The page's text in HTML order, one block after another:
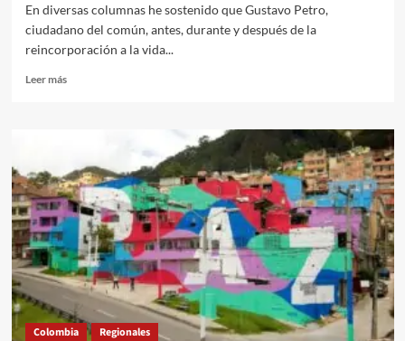
En diversas columnas he sostenido que Gustavo Petro,
ciudadano del común, antes, durante y después de la
reincorporación a la vida...
Leer másLeer
común.
Vox
Populi:
José
Renán
Trujillo.
Colombia Regionales